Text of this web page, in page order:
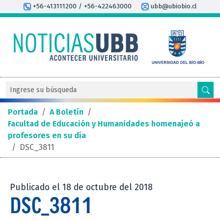
+56-413111200 / +56-422463000 ubb@ubiobio.cl
Portada / A Boletín /
Facultad de Educación y Humanidades homenajeó a
profesores en su día
/ DSC_3811
Publicado el 18 de octubre del 2018
DSC_3811